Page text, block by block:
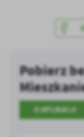
Pobierz
O APLIKACJI